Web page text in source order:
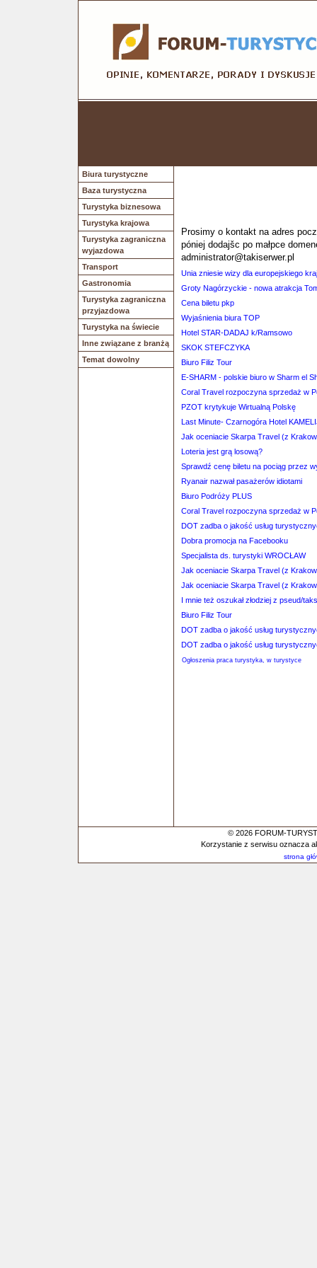
Biura turystyczne
Baza turystyczna
Turystyka biznesowa
Turystyka krajowa
Turystyka zagraniczna
wyjazdowa
Transport
Gastronomia
Turystyka zagraniczna
przyjazdowa
Turystyka na świecie
Inne związane z branżą
Temat dowolny
Prosimy o kontakt na adres
póniej dodajšc po małpce
administrator@takiserwer.pl
Unia zniesie wizy dla europejskiego
Groty Nagórzyckie - nowa atrakcja
Cena biletu pkp
Wyjaśnienia biura TOP
Hotel STAR-DADAJ k/Ramsowo
SKOK STEFCZYKA
Biuro Filiz Tour
E-SHARM - polskie biuro w Sharm el
Coral Travel rozpoczyna sprzedaż w
PZOT krytykuje Wirtualną Polskę
Last Minute- Czarnogóra Hotel
Jak oceniacie Skarpa Travel (z
Loteria jest grą losową?
Sprawdź cenę biletu na pociąg przez
Ryanair nazwał pasażerów idiotami
Biuro Podróży PLUS
Coral Travel rozpoczyna sprzedaż w
DOT zadba o jakość usług
Dobra promocja na Facebooku
Specjalista ds. turystyki WROCŁAW
Jak oceniacie Skarpa Travel (z
Jak oceniacie Skarpa Travel (z
I mnie też oszukał złodziej z pseud/
Biuro Filiz Tour
DOT zadba o jakość usług
DOT zadba o jakość usług
Ogłoszenia praca turystyka, w turystyce
© 2026 FORUM-
Korzystanie z serwisu oznacza
strona